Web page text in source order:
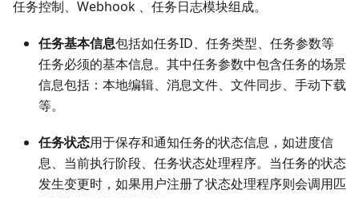
任务控制、Webhook 、任务日志模块组成。
任务基本信息包括如任务ID、任务类型、任务参数等
任务必须的基本信息。其中任务参数中包含任务的场景
信息包括：本地编辑、消息文件、文件同步、手动下载
等。
任务状态用于保存和通知任务的状态信息，如进度信
息、当前执行阶段、任务状态处理程序。当任务的状态
发生变更时，如果用户注册了状态处理程序则会调用匹